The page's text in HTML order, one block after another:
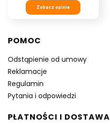
Zobacz opinie
Linki w stopce
POMOC
Odstąpienie od umowy
Reklamacje
Regulamin
Pytania i odpowiedzi
PŁATNOŚCI I DOSTAWA